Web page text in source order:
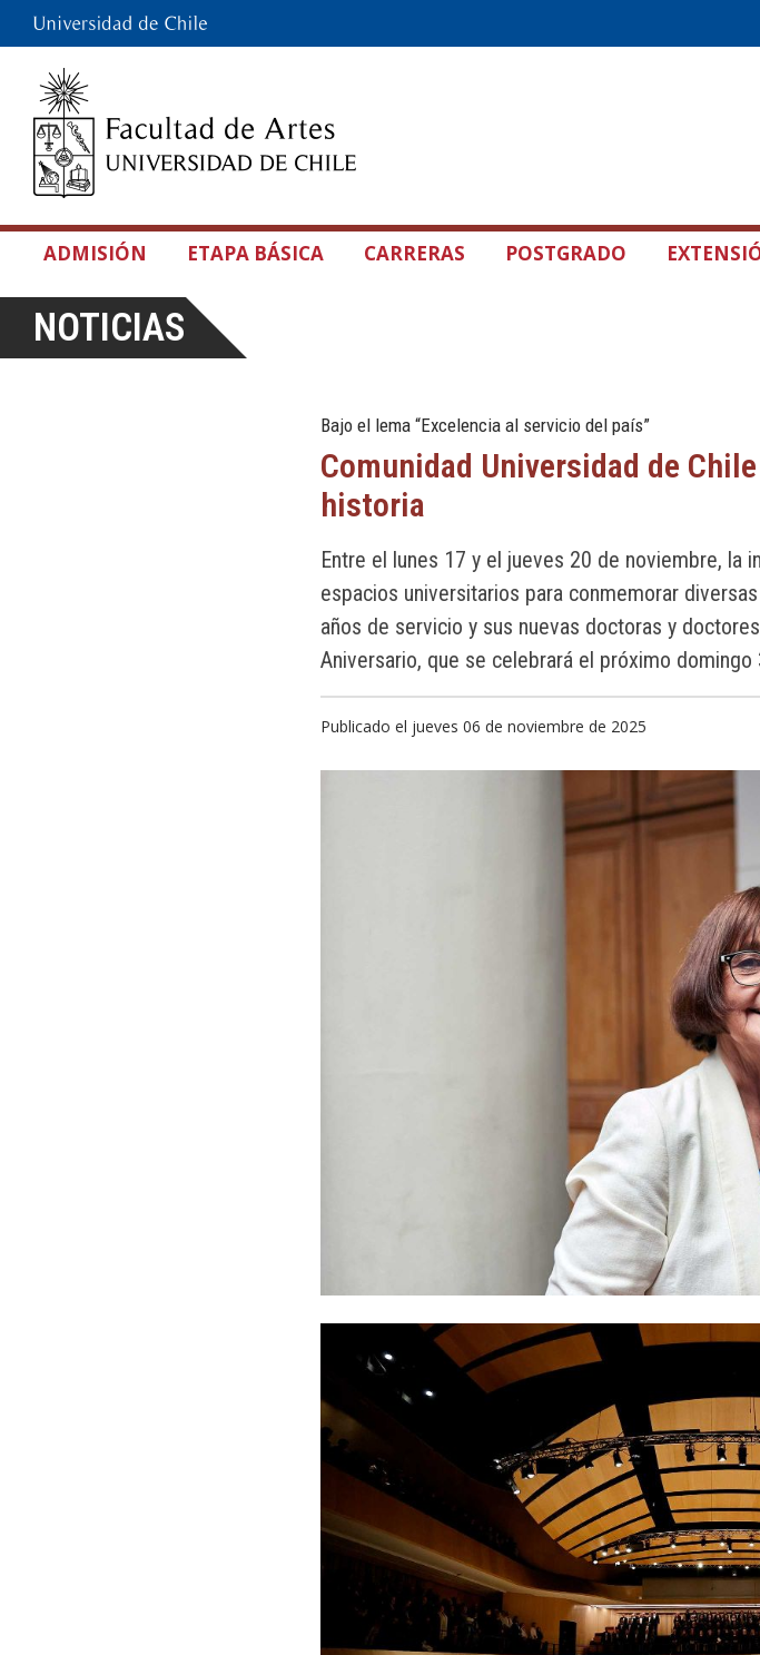
ADMISIÓN ETAPA BÁSICA CARRERAS POSTGRADO
NOTICIAS
Bajo el lema “Excelencia al servicio del país”
Comunidad Universidad de
historia
Entre el lunes 17 y el jueves 20 de noviembre, la
espacios universitarios para conmemorar
años de servicio y sus nuevas doctoras y
Aniversario, que se celebrará el próximo
Publicado el jueves 06 de noviembre de 2025
"Las actividades de este aniversario reconocen no solo
nuestra comunidad realiza", señaló la Rectora Rosa Devés.